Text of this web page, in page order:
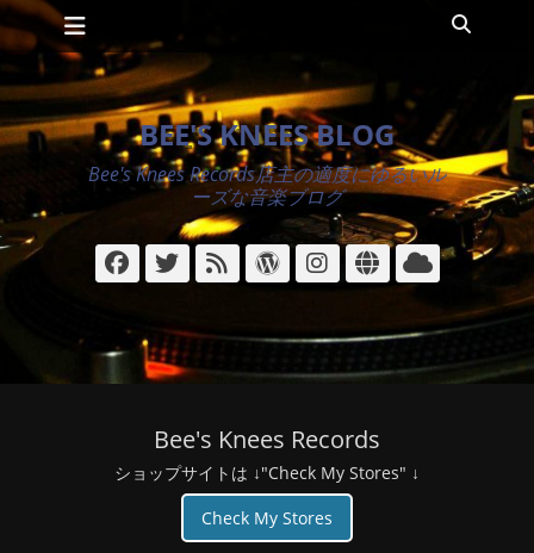
コ
ン
テ
ン
ツ
へ
ッ
プ
メインメニュー
索
BEE'S KNEES BLOG
Bee's Knees Records店主の適度にゆるいル
ーズな音楽ブログ
Facebook
Twitter
ィ
ド
WordPress
Instagram
サ
イ
ク
ラ
ウ
ド
Bee's Knees Records
ショップサイトは ↓"Check My Stores" ↓
Check My Stores